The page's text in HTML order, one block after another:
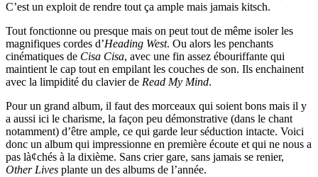
C’est un exploit de rendre tout ça ample mais jamais kitsch.
Tout fonctionne ou presque mais on peut tout de même isoler les
magnifiques cordes d’Heading West. Ou alors les penchants
cinématiques de Cisa Cisa, avec une fin assez ébouriffante qui
maintient le cap tout en empilant les couches de son. Ils enchainent
avec la limpidité du clavier de Read My Mind.
Pour un grand album, il faut des morceaux qui soient bons mais il y
a aussi ici le charisme, la façon peu démonstrative (dans le chant
notamment) d’être ample, ce qui garde leur séduction intacte. Voici
donc un album qui impressionne en première écoute et qui ne nous a
pas là¢chés à la dixième. Sans crier gare, sans jamais se renier,
Other Lives plante un des albums de l’année.